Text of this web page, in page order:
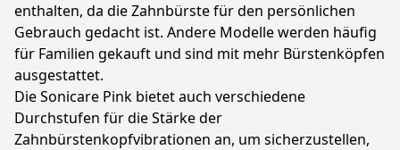
enthalten, da die Zahnbürste für den persönlichen
Gebrauch gedacht ist. Andere Modelle werden häufig
für Familien gekauft und sind mit mehr Bürstenköpfen
ausgestattet.
Die Sonicare Pink bietet auch verschiedene
Durchstufen für die Stärke der
Zahnbürstenkopfvibrationen an, um sicherzustellen,